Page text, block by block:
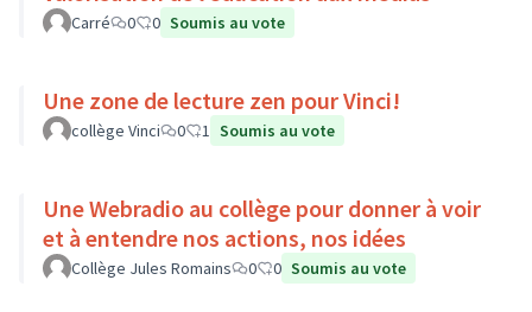
Carré 0 0 Soumis au vote
Une zone de lecture zen pour Vinci!
collège Vinci 0 1 Soumis au vote
Une Webradio au collège pour donner à voir
et à entendre nos actions, nos idées
Collège Jules Romains 0 0 Soumis au vote